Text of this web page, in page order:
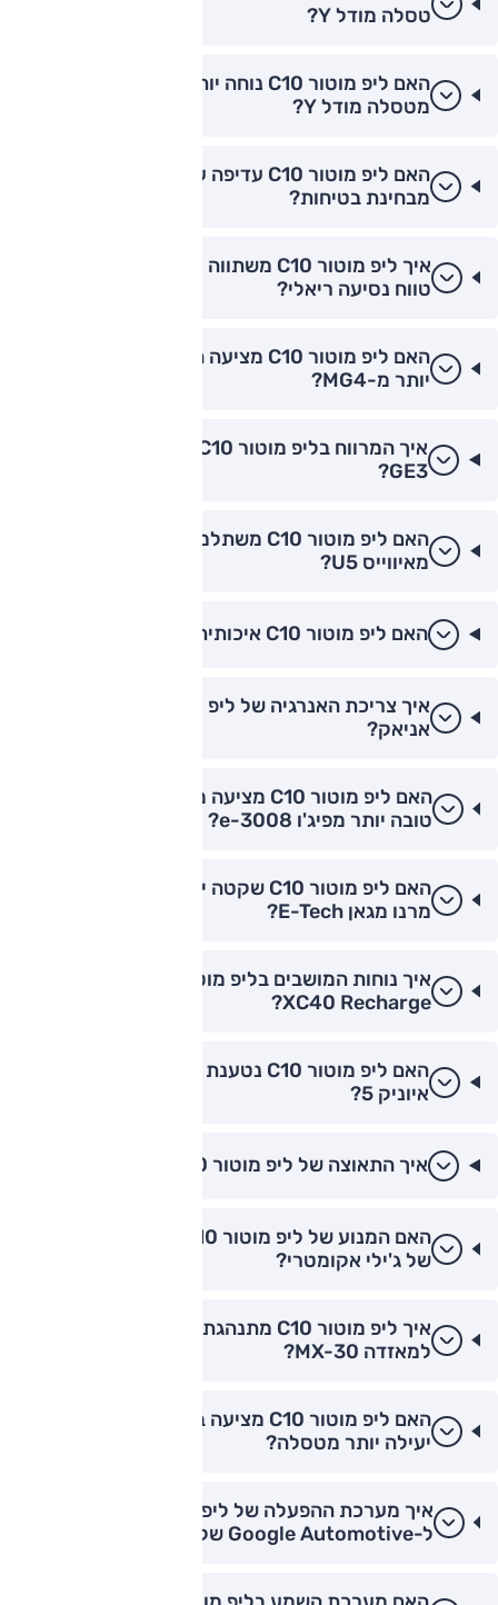
טסלה מודל Y?
האם ליפ מוטור C10 נוחה יותר בנסיעה עירונית
מטסלה מודל Y?
מבחינת בטיחות?
טווח נסיעה ריאלי?
האם ליפ מוטור C10 מציעה חוויית פרימיום טובה
יותר מ-MG4?
GE3?
האם ליפ מוטור C10 משתלמת יותר לרכישה
מאיווייס U5?
האם ליפ מוטור C10 איכותית כמו פולקסווגן ID.4?
אניאק?
האם ליפ מוטור C10 מציעה מערכת מולטימדיה
טובה יותר מפיג'ו e-3008?
האם ליפ מוטור C10 שקטה יותר בנסיעה מהירה
מרנו מגאן E-Tech?
XC40 Recharge?
האם ליפ מוטור C10 נטענת מהר יותר מיונדאי
איוניק 5?
איך התאוצה של ליפ מוטור C10 לעומת קיה EV6?
של ג'ילי אקומטרי?
איך ליפ מוטור C10 מתנהגת בסיבובים בהשוואה
למאזדה MX-30?
האם ליפ מוטור C10 מציעה בלימה רגנרטיבית
יעילה יותר מטסלה?
ל-Google Automotive של וולוו?